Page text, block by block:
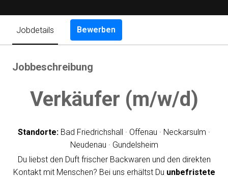
Jobdetails Bewerben
Jobbeschreibung
Verkäufer (m/w/d)
Standorte: Bad Friedrichshall · Offenau · Neckarsulm ·
Neudenau · Gundelsheim
Du liebst den Duft frischer Backwaren und den direkten
Kontakt mit Menschen? Bei uns erhältst Du unbefristete